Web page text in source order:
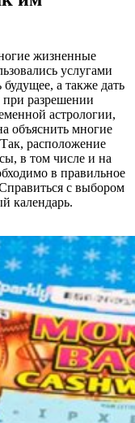
жизненные
услугами
будущее, а также дать
при разрешении
астрологии,
объяснить многие
расположение
в том числе и на
в правильное
с выбором
календарь.